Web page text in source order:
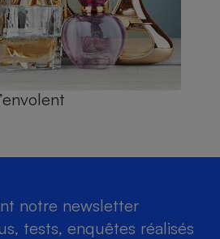
notre newsletter
tests, enquêtes réalisés